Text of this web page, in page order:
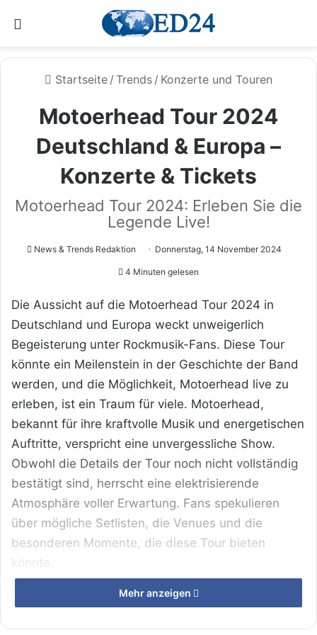
Startseite / Trends / Konzerte und Touren
Motoerhead Tour 2024
Deutschland & Europa –
Konzerte & Tickets
Motoerhead Tour 2024: Erleben Sie die
Legende Live!
News & Trends Redaktion Donnerstag, 14 November 2024
4 Minuten gelesen
Die Aussicht auf die Motoerhead Tour 2024 in
Deutschland und Europa weckt unweigerlich
Begeisterung unter Rockmusik-Fans. Diese Tour
könnte ein Meilenstein in der Geschichte der Band
werden, und die Möglichkeit, Motoerhead live zu
erleben, ist ein Traum für viele. Motoerhead,
bekannt für ihre kraftvolle Musik und energetischen
Auftritte, verspricht eine unvergessliche Show.
Obwohl die Details der Tour noch nicht vollständig
bestätigt sind, herrscht eine elektrisierende
Atmosphäre voller Erwartung. Fans spekulieren
über mögliche Setlisten, die Venues und die
besonderen Momente, die diese Tour bieten
könnte.
Mehr anzeigen